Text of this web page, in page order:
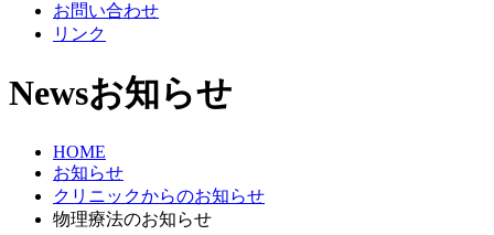
お問い合わせ
リンク
Newsお知らせ
HOME
お知らせ
クリニックからのお知らせ
物理療法のお知らせ